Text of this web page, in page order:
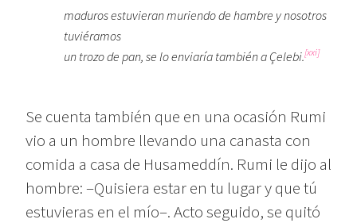
maduros estuvieran muriendo de hambre y nosotros
tuviéramos
un trozo de pan, se lo enviaría también a Çelebi.[xxi]
Se cuenta también que en una ocasión Rumi
vio a un hombre llevando una canasta con
comida a casa de Husameddín. Rumi le dijo al
hombre: –Quisiera estar en tu lugar y que tú
estuvieras en el mío–. Acto seguido, se quitó